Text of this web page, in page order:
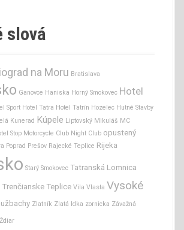
slová
na Moru Bratislava
Ganovce Haniska Horný Smokovec Hotel
Sport Hotel Tatra Hotel Tatrín Hozelec Hutné Stavby
Kunerad Kúpele Liptovský Mikuláš MC
Stop Motorcycle Club Night Club opustený
Poprad Prešov Rajecké Teplice Rijeka
Starý Smokovec Tatranská Lomnica
Trenčianske Teplice Vila Vlasta Vysoké
Zlatník Zlatá Idka zornicka Závažná
Ždiar